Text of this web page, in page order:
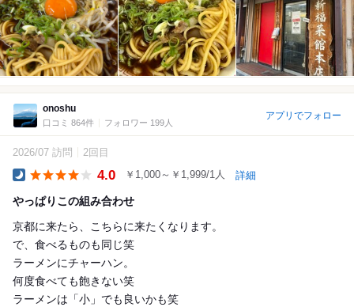
onoshu
口コミ 864件 フォロワー 199人
アプリでフォロー
2026/07 訪問 2回目
4.0 ￥1,000～￥1,999/1人 詳細
やっぱりこの組み合わせ
京都に来たら、こちらに来たくなります。
で、食べるものも同じ笑
ラーメンにチャーハン。
何度食べても飽きない笑
ラーメンは「小」でも良いかも笑